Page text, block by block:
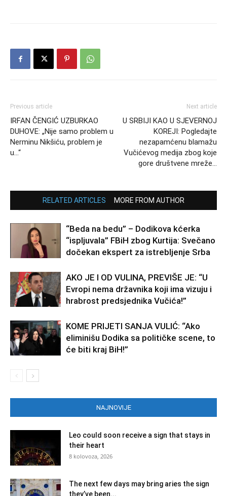
Previous article
IRFAN ČENGIĆ UZBURKAO
DUHOVE: „Nije samo problem u
Nerminu Nikšiću, problem je
u…“
Next article
U SRBIJI KAO U SJEVERNOJ
KOREJI: Pogledajte
nezapamćenu blamažu
Vučićevog medija zbog koje
gore društvene mreže…
RELATED ARTICLES MORE FROM AUTHOR
“Beda na bedu” – Dodikova kćerka
“ispljuvala” FBiH zbog Kurtija: Svečano
dočekan ekspert za istrebljenje Srba
AKO JE I OD VULINA, PREVIŠE JE: “U
Evropi nema državnika koji ima vizuju i
hrabrost predsjednika Vučića!”
KOME PRIJETI SANJA VULIĆ: “Ako
eliminišu Dodika sa političke scene, to
će biti kraj BiH!”
NAJNOVIJE
Leo could soon receive a sign that stays in
their heart
8 kolovoza, 2026
The next few days may bring aries the sign
they’ve been...